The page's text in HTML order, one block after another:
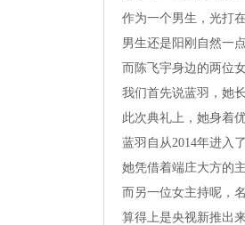
作为一个男生，光打
男生还是阳刚自然一
而陈飞宇身边的两位
我们首先说蓝羽，她
此次典礼上，她身着
蓝羽自从2014年进入
她凭借着端庄大方的
而另一位女主持呢，
算得上是央视新推出